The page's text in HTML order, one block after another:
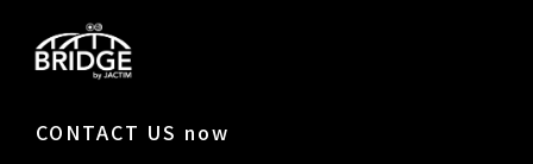
CONTACT US now